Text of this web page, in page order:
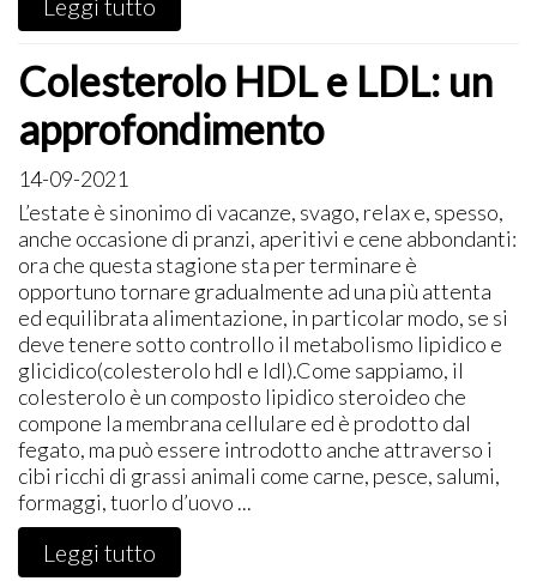
Colesterolo HDL e LDL: un
approfondimento
14-09-2021
L’estate è sinonimo di vacanze, svago, relax e, spesso,
anche occasione di pranzi, aperitivi e cene abbondanti:
ora che questa stagione sta per terminare è
opportuno tornare gradualmente ad una più attenta
ed equilibrata alimentazione, in particolar modo, se si
deve tenere sotto controllo il metabolismo lipidico e
glicidico(colesterolo hdl e ldl).Come sappiamo, il
colesterolo è un composto lipidico steroideo che
compone la membrana cellulare ed è prodotto dal
fegato, ma può essere introdotto anche attraverso i
cibi ricchi di grassi animali come carne, pesce, salumi,
formaggi, tuorlo d’uovo ...
Leggi tutto